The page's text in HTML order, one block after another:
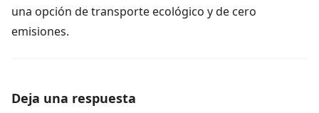
una opción de transporte ecológico y de cero
emisiones.
Deja una respuesta